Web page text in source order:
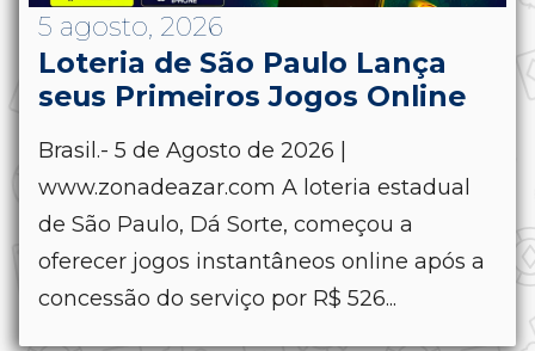
5 agosto, 2026
Loteria de São Paulo Lança
seus Primeiros Jogos Online
Brasil.- 5 de Agosto de 2026 |
www.zonadeazar.com A loteria estadual
de São Paulo, Dá Sorte, começou a
oferecer jogos instantâneos online após a
concessão do serviço por R$ 526...